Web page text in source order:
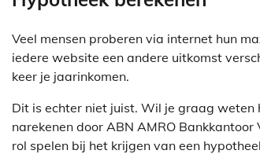
Veel mensen proberen via internet hun
iedere website een andere uitkomst
keer je jaarinkomen.
Dit is echter niet juist. Wil je graag weten
narekenen door ABN AMRO
rol spelen bij het krijgen van een